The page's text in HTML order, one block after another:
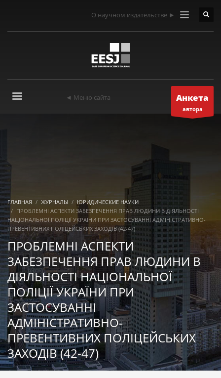
О научном издательстве ►
◄ Меню сайта Анкета
автора
ГЛАВНАЯ ЖУРНАЛЫ
ЮРИДИЧЕСКИЕ НАУКИ
ПРОБЛЕМНІ АСПЕКТИ ЗАБЕЗПЕЧЕННЯ ПРАВ ЛЮДИНИ В ДІЯЛЬНОСТІ
НАЦІОНАЛЬНОЇ ПОЛІЦІЇ УКРАЇНИ ПРИ ЗАСТОСУВАННІ АДМІНІСТРАТИВНО-
ПРЕВЕНТИВНИХ ПОЛІЦЕЙСЬКИХ ЗАХОДІВ (42-47)
ПРОБЛЕМНІ АСПЕКТИ
ЗАБЕЗПЕЧЕННЯ ПРАВ ЛЮДИНИ В
ДІЯЛЬНОСТІ НАЦІОНАЛЬНОЇ
ПОЛІЦІЇ УКРАЇНИ ПРИ
ЗАСТОСУВАННІ
АДМІНІСТРАТИВНО-
ПРЕВЕНТИВНИХ ПОЛІЦЕЙСЬКИХ
ЗАХОДІВ (42-47)